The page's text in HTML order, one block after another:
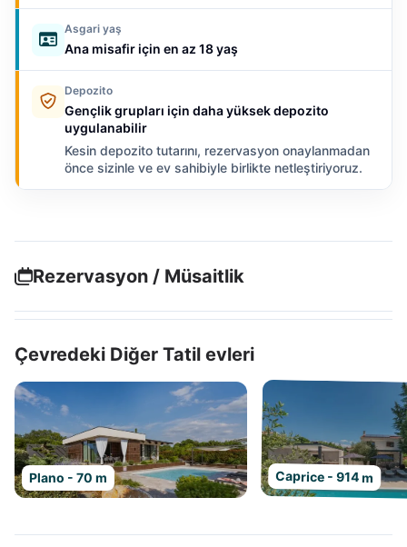
Asgari yaş
Ana misafir için en az 18 yaş
Depozito
Gençlik grupları için daha yüksek depozito
uygulanabilir
Kesin depozito tutarını, rezervasyon onaylanmadan
önce sizinle ve ev sahibiyle birlikte netleştiriyoruz.
Rezervasyon / Müsaitlik
Çevredeki Diğer Tatil evleri
Plano - 70 m Caprice - 914 m